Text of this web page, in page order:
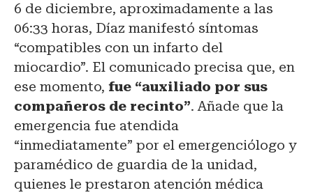
6 de diciembre, aproximadamente a las
06:33 horas, Díaz manifestó síntomas
“compatibles con un infarto del
miocardio”. El comunicado precisa que, en
ese momento, fue “auxiliado por sus
compañeros de recinto”. Añade que la
emergencia fue atendida
“inmediatamente” por el emergenciólogo y
paramédico de guardia de la unidad,
quienes le prestaron atención médica